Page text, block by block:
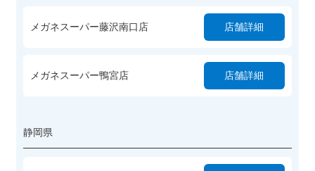
メガネスーパー藤沢南口店 店舗詳細
メガネスーパー鴨宮店 店舗詳細
静岡県